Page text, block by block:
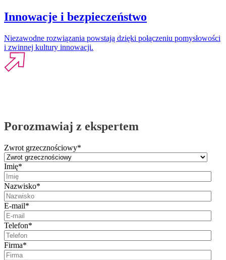
Innowacje i bezpieczeństwo
Niezawodne rozwiązania powstają dzięki połączeniu pomysłowości
i zwinnej kultury innowacji.
Porozmawiaj z ekspertem
Zwrot grzecznościowy*
Imię*
Nazwisko*
E-mail*
Telefon*
Firma*